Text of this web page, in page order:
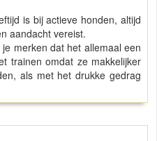
is bij actieve honden, altijd
aandacht vereist.
merken dat het allemaal een
trainen omdat ze makkelijker
als met het drukke gedrag